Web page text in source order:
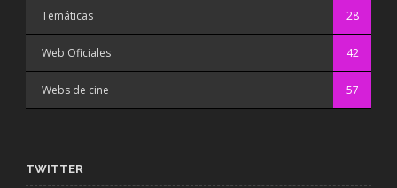
Temáticas 28
Web Oficiales 42
Webs de cine 57
TWITTER